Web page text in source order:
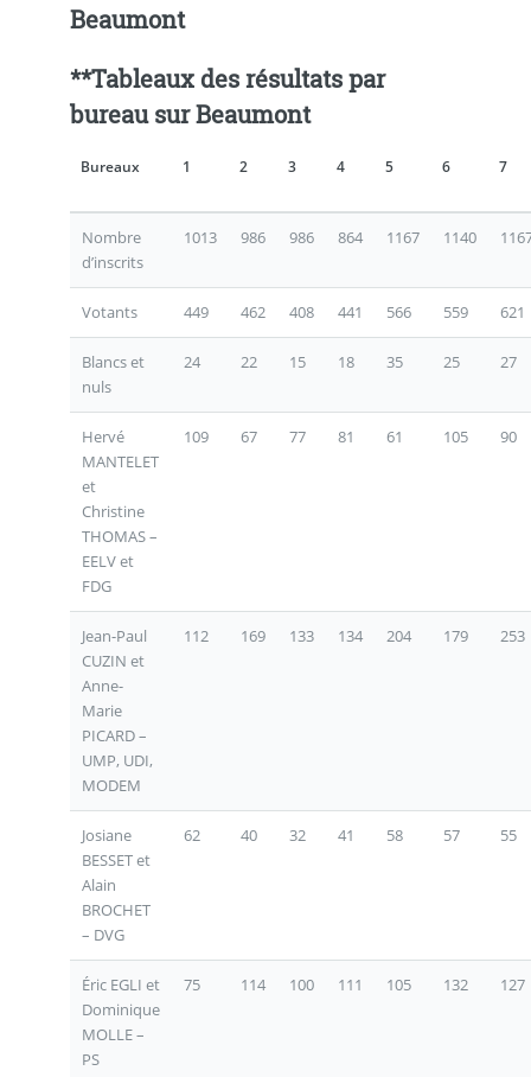
Beaumont
**Tableaux des résultats par
bureau sur Beaumont
Bureaux 1 2 3 4 5 6 7
Nombre
d’inscrits
1013 986 986 864 1167 1140
Votants 449 462 408 441 566 559 621
Blancs et
nuls
24 22 15 18 35 25 27
Hervé
MANTELET
et
Christine
THOMAS –
EELV et
FDG
109 67 77 81 61 105 90
Jean-Paul
CUZIN et
Anne-
Marie
PICARD –
UMP, UDI,
MODEM
112 169 133 134 204 179 253
Josiane
BESSET et
Alain
BROCHET
– DVG
62 40 32 41 58 57 55
Éric EGLI et
Dominique
MOLLE –
PS
75 114 100 111 105 132 127